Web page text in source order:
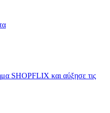
SHOPFLIX και αύξησε τις